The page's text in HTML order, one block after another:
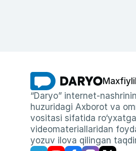
“Daryo” internet-
huzuridagi Axborot va
vositasi sifatida
videomateriallaridan
yozuv ilova qilingan